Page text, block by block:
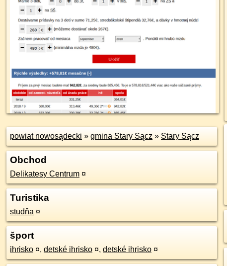
powiat nowosądecki » gmina Stary Sącz » Stary Sącz
Obchod
Delikatesy Centrum ¤
Turistika
studňa ¤
šport
ihrisko ¤, detské ihrisko ¤, detské ihrisko ¤